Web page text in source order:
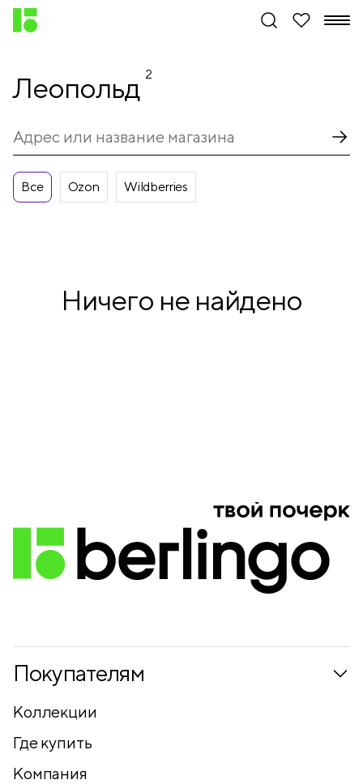
Леопольд 2
Все Ozon Wildberries
Ничего не найдено
Покупателям
Коллекции
Где купить
Компания